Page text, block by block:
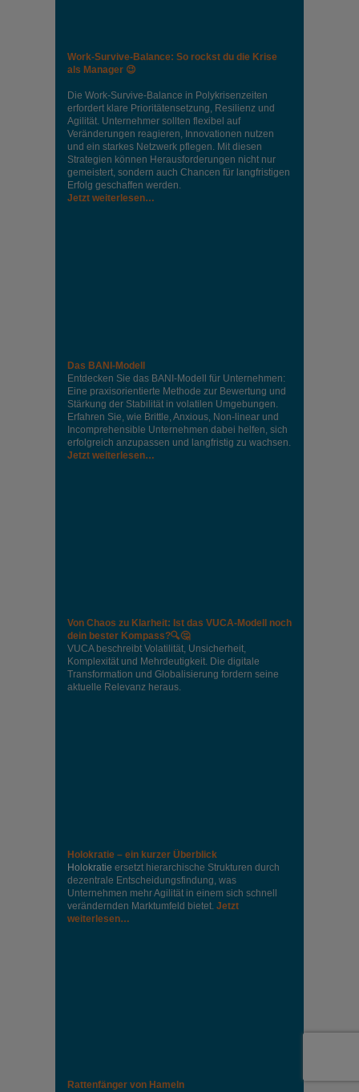
Work-Survive-Balance: So rockst du die Krise
als Manager 😉
Die Work-Survive-Balance in Polykrisenzeiten
erfordert klare Prioritätensetzung, Resilienz und
Agilität. Unternehmer sollten flexibel auf
Veränderungen reagieren, Innovationen nutzen
und ein starkes Netzwerk pflegen. Mit diesen
Strategien können Herausforderungen nicht nur
gemeistert, sondern auch Chancen für langfristigen
Erfolg geschaffen werden.
Jetzt weiterlesen…
Das BANI-Modell
Entdecken Sie das BANI-Modell für Unternehmen:
Eine praxisorientierte Methode zur Bewertung und
Stärkung der Stabilität in volatilen Umgebungen.
Erfahren Sie, wie Brittle, Anxious, Non-linear und
Incomprehensible Unternehmen dabei helfen, sich
erfolgreich anzupassen und langfristig zu wachsen.
Jetzt weiterlesen…
Von Chaos zu Klarheit: Ist das VUCA-Modell noch
dein bester Kompass?🔍🤔
VUCA beschreibt Volatilität, Unsicherheit,
Komplexität und Mehrdeutigkeit. Die digitale
Transformation und Globalisierung fordern seine
aktuelle Relevanz heraus.
Holokratie – ein kurzer Überblick
Holokratie ersetzt hierarchische Strukturen durch
dezentrale Entscheidungsfindung, was
Unternehmen mehr Agilität in einem sich schnell
verändernden Marktumfeld bietet. Jetzt
weiterlesen…
Rattenfänger von Hameln